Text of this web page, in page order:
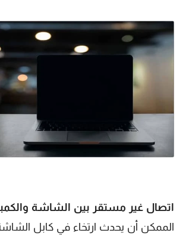
اتصال غير مستقر بين الشاشة
الممكن أن يحدث ارتخاء في كابل